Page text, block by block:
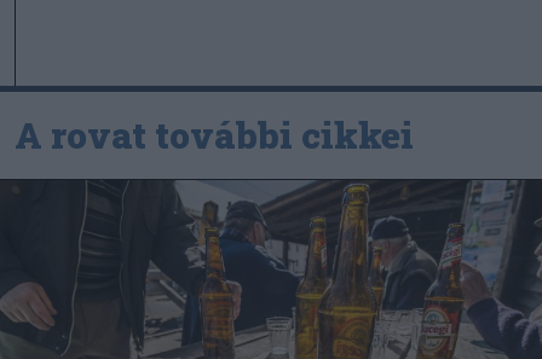
A rovat további cikkei